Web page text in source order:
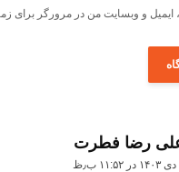
ایمیل و وبسایت من در مرورگر برای
رضا فطرت